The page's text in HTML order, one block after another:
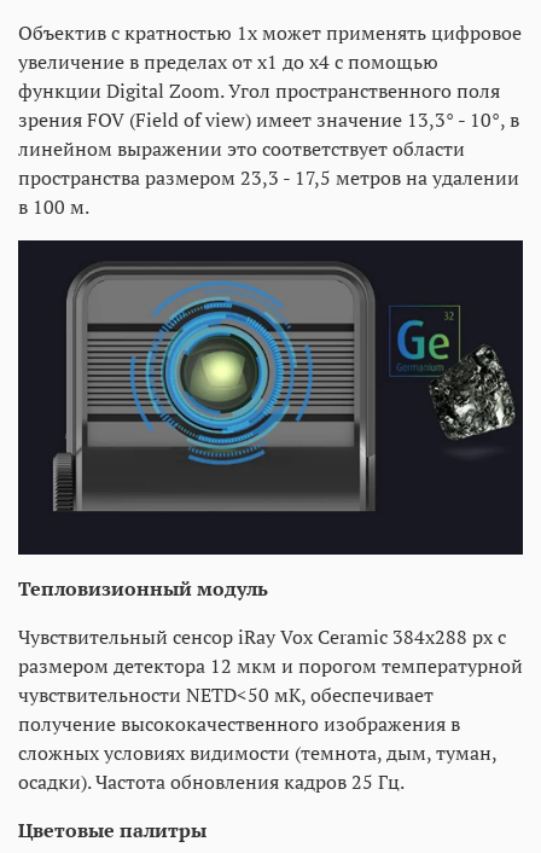
Объектив с кратностью 1x может применять цифровое
увеличение в пределах от х1 до х4 с помощью
функции Digital Zoom. Угол пространственного поля
зрения FOV (Field of view) имеет значение 13,3° - 10°, в
линейном выражении это соответствует области
пространства размером 23,3 - 17,5 метров на удалении
в 100 м.
Тепловизионный модуль
Чувствительный сенсор iRay Vox Ceramic 384х288 рх с
размером детектора 12 мкм и порогом температурной
чувствительности NETD<50 мК, обеспечивает
получение высококачественного изображения в
сложных условиях видимости (темнота, дым, туман,
осадки). Частота обновления кадров 25 Гц.
Цветовые палитры